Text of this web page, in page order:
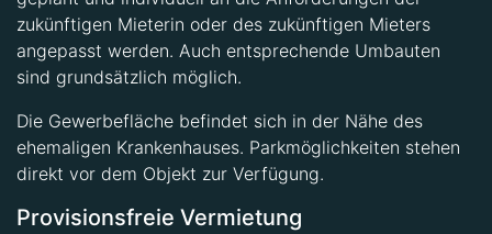
zukünftigen Mieterin oder des zukünftigen Mieters
angepasst werden. Auch entsprechende Umbauten
sind grundsätzlich möglich.
Die Gewerbefläche befindet sich in der Nähe des
ehemaligen Krankenhauses. Parkmöglichkeiten stehen
direkt vor dem Objekt zur Verfügung.
Provisionsfreie Vermietung